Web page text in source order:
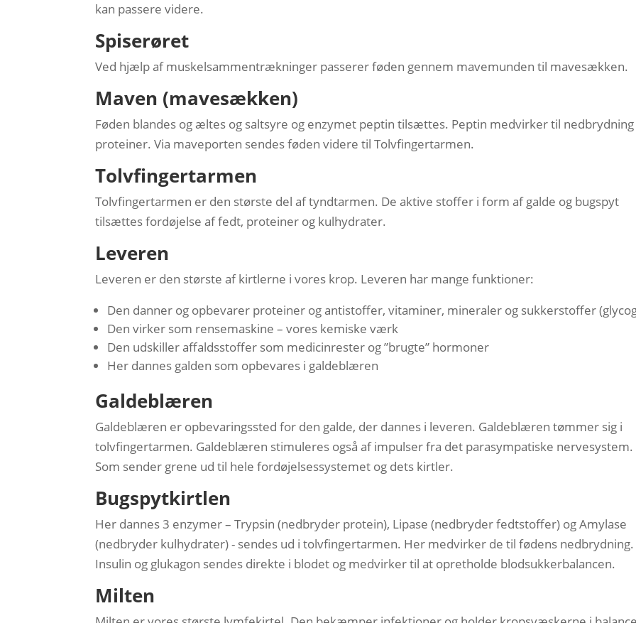
kan passere videre.
Spiserøret
Ved hjælp af muskelsammentrækninger passerer føden gennem mavemunden til mavesækken.
Maven (mavesækken)
Føden blandes og æltes og saltsyre og enzymet peptin tilsættes. Peptin medvirker til
proteiner. Via maveporten sendes føden videre til Tolvfingertarmen.
Tolvfingertarmen
Tolvfingertarmen er den største del af tyndtarmen. De aktive stoffer i form af galde og bugspyt
tilsættes fordøjelse af fedt, proteiner og kulhydrater.
Leveren
Leveren er den største af kirtlerne i vores krop. Leveren har mange funktioner:
Den danner og opbevarer proteiner og antistoffer, vitaminer, mineraler og sukkerstoffer
Den virker som rensemaskine – vores kemiske værk
Den udskiller affaldsstoffer som medicinrester og ”brugte” hormoner
Her dannes galden som opbevares i galdeblæren
Galdeblæren
Galdeblæren er opbevaringssted for den galde, der dannes i leveren. Galdeblæren tømmer sig i
tolvfingertarmen. Galdeblæren stimuleres også af impulser fra det parasympatiske nervesystem.
Som sender grene ud til hele fordøjelsessystemet og dets kirtler.
Bugspytkirtlen
Her dannes 3 enzymer – Trypsin (nedbryder protein), Lipase (nedbryder fedtstoffer) og Amylase
(nedbryder kulhydrater) - sendes ud i tolvfingertarmen. Her medvirker de til fødens nedbrydning.
Insulin og glukagon sendes direkte i blodet og medvirker til at opretholde blodsukkerbalancen.
Milten